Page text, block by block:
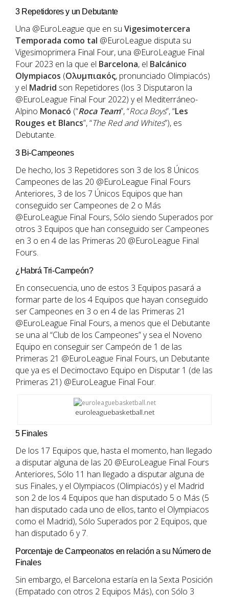
3 Repetidores y un Debutante
Una @EuroLeague que en su Vigesimotercera
Temporada como tal @EuroLeague disputa su
Vigesimoprimera Final Four, una @EuroLeague Final
Four 2023 en la que el Barcelona, el Balcánico
Olympiacos (Ολυμπιακός, pronunciado Olimpiacós)
y el Madrid son Repetidores (los 3 Disputaron la
@EuroLeague Final Four 2022) y el Mediterráneo-
Alpino Monacó (“Roca Team”, “Roca Boys”, “Les
Rouges et Blancs”, “The Red and Whites”), es
Debutante.
3 Bi-Campeones
De hecho, los 3 Repetidores son 3 de los 8 Únicos
Campeones de las 20 @EuroLeague Final Fours
Anteriores, 3 de los 7 Únicos Equipos que han
conseguido ser Campeones de 2 o Más
@EuroLeague Final Fours, Sólo siendo Superados por
otros 3 Equipos que han conseguido ser Campeones
en 3 o en 4 de las Primeras 20 @EuroLeague Final
Fours.
¿Habrá Tri-Campeón?
En consecuencia, uno de estos 3 Equipos pasará a
formar parte de los 4 Equipos que hayan conseguido
ser Campeones en 3 o en 4 de las Primeras 21
@EuroLeague Final Fours, a menos que el Debutante
se una al “Club de los Campeones” y sea el Noveno
Equipo en conseguir ser Campeón de 1 de las
Primeras 21 @EuroLeague Final Fours, un Debutante
que ya es el Decimoctavo Equipo en Disputar 1 (de las
Primeras 21) @EuroLeague Final Four.
euroleaguebasketball.net
5 Finales
De los 17 Equipos que, hasta el momento, han llegado
a disputar alguna de las 20 @EuroLeague Final Fours
Anteriores, Sólo 11 han llegado a disputar alguna de
sus Finales, y el Olympiacos (Olimpiacós) y el Madrid
son 2 de los 4 Equipos que han disputado 5 o Más (5
han disputado cada uno de ellos, tanto el Olympiacos
como el Madrid), Sólo Superados por 2 Equipos, que
han disputado 6 y 7.
Porcentaje de Campeonatos en relación a su Número de
Finales
Sin embargo, el Barcelona estaría en la Sexta Posición
(Empatado con otros 2 Equipos Más), con Sólo 3